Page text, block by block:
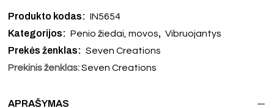
Produkto kodas: IN5654
Kategorijos: Penio žiedai, movos, Vibruojantys
Prekės ženklas: Seven Creations
Prekinis ženklas: Seven Creations
APRAŠYMAS